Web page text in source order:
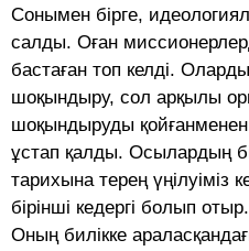
Сонымен бірге,
салды. Оған
бастаған топ келді.
шоқындыру, сол арқылы
шоқындыруды
ұстап қалды. Осылардың
тарихына терең үңілуіміз
бірінші кедергі болып
Оның билікке